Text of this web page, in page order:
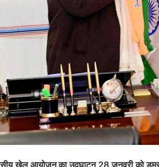
खेल आयोजन का उद्घाटन 28 जनवरी को